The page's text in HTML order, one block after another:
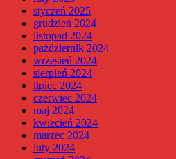
styczeń 2025
grudzień 2024
listopad 2024
październik 2024
wrzesień 2024
sierpień 2024
lipiec 2024
czerwiec 2024
maj 2024
kwiecień 2024
marzec 2024
luty 2024